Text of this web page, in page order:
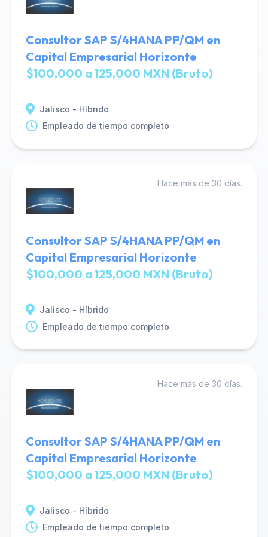
Consultor SAP S/4HANA PP/QM en
Capital Empresarial Horizonte
$100,000 a 125,000 MXN (Bruto)
Jalisco - Híbrido
Empleado de tiempo completo
Hace más de 30 días.
Consultor SAP S/4HANA PP/QM en
Capital Empresarial Horizonte
$100,000 a 125,000 MXN (Bruto)
Jalisco - Híbrido
Empleado de tiempo completo
Hace más de 30 días.
Consultor SAP S/4HANA PP/QM en
Capital Empresarial Horizonte
$100,000 a 125,000 MXN (Bruto)
Jalisco - Híbrido
Empleado de tiempo completo